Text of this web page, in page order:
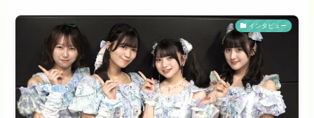
インタビュー